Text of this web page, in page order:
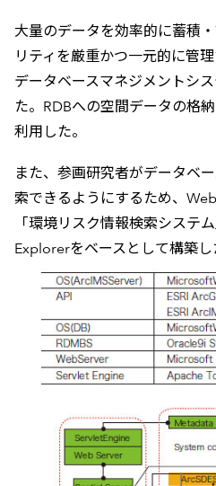
大量のデータを効率的に蓄積
リティを厳重かつ一元的に管
データベースマネジメントシ
た。RDBへの空間データの格
利用した。
また、参画研究者がデータベ
索できるようにするため、
「環境リスク情報検索システ
Explorerをベースとして構築し